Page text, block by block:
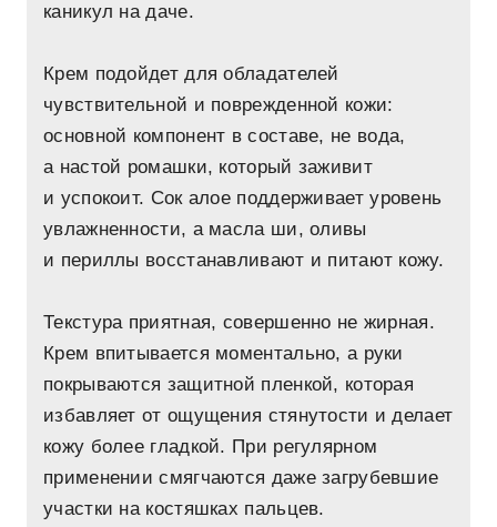
каникул на даче.
Крем подойдет для обладателей
чувствительной и поврежденной кожи:
основной компонент в составе, не вода,
а настой ромашки, который заживит
и успокоит. Сок алое поддерживает уровень
увлажненности, а масла ши, оливы
и периллы восстанавливают и питают кожу.
Текстура приятная, совершенно не жирная.
Крем впитывается моментально, а руки
покрываются защитной пленкой, которая
избавляет от ощущения стянутости и делает
кожу более гладкой. При регулярном
применении смягчаются даже загрубевшие
участки на костяшках пальцев.